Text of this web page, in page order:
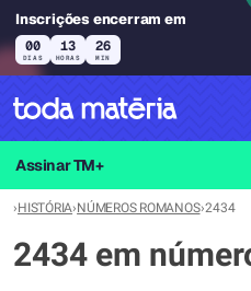
Inscrições encerram em
00
DIAS
13
HORAS
26
MIN
Assinar TM+
›HISTÓRIA›NÚMEROS ROMANOS›2434
2434 em